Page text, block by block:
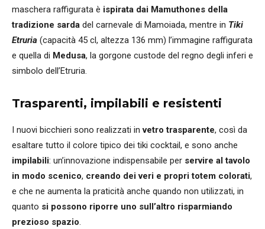
maschera raffigurata è ispirata dai Mamuthones della
tradizione sarda del carnevale di Mamoiada, mentre in Tiki
Etruria (capacità 45 cl, altezza 136 mm) l’immagine raffigurata
e quella di Medusa, la gorgone custode del regno degli inferi e
simbolo dell’Etruria.
Trasparenti, impilabili e resistenti
I nuovi bicchieri sono realizzati invetro trasparente, così da
esaltare tutto il colore tipico dei tiki cocktail, e sono anche
impilabili: un’innovazione indispensabile per servire al tavolo
in modo scenico, creando dei veri e propri totem colorati,
e che ne aumenta la praticità anche quando non utilizzati, in
quanto si possono riporre uno sull’altro risparmiando
prezioso spazio.